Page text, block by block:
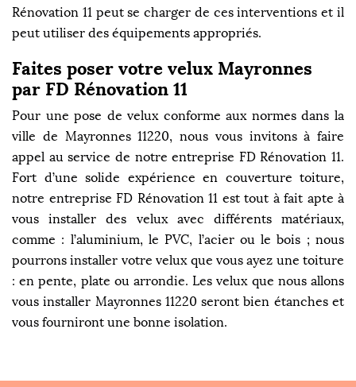
Rénovation 11 peut se charger de ces interventions et il
peut utiliser des équipements appropriés.
Faites poser votre velux Mayronnes
par FD Rénovation 11
Pour une pose de velux conforme aux normes dans la
ville de Mayronnes 11220, nous vous invitons à faire
appel au service de notre entreprise FD Rénovation 11.
Fort d’une solide expérience en couverture toiture,
notre entreprise FD Rénovation 11 est tout à fait apte à
vous installer des velux avec différents matériaux,
comme : l’aluminium, le PVC, l’acier ou le bois ; nous
pourrons installer votre velux que vous ayez une toiture
: en pente, plate ou arrondie. Les velux que nous allons
vous installer Mayronnes 11220 seront bien étanches et
vous fourniront une bonne isolation.